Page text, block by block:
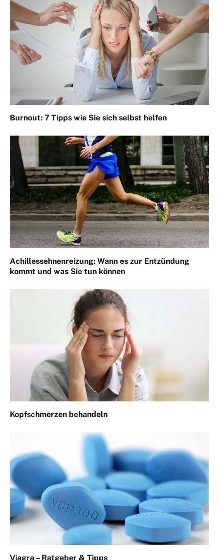
Burnout: 7 Tipps wie Sie sich selbst helfen
Achillessehnenreizung: Wann es zur Entzündung
kommt und was Sie tun können
Kopfschmerzen behandeln
Viagra – Ratgeber & Tipps